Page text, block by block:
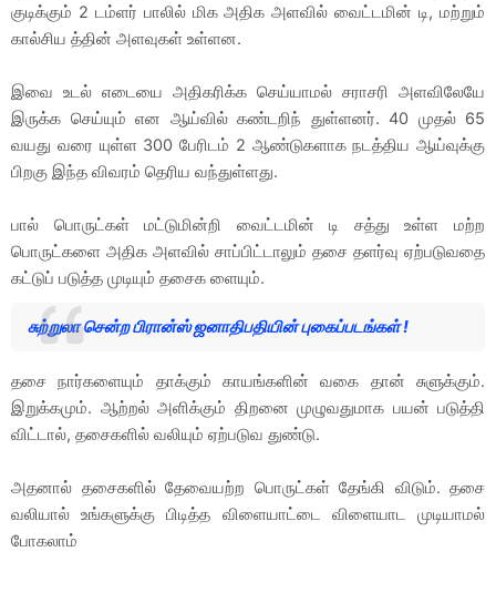
குடிக்கும் 2 டம்ளர் பாலில் மிக அதிக அளவில் வைட்டமின் டி, மற்றும்
கால்சிய த்தின் அளவுகள் உள்ளன.
இவை உடல் எடையை அதிகரிக்க செய்யாமல் சராசரி அளவிலேயே
இருக்க செய்யும் என ஆய்வில் கண்டறிந் துள்ளனர். 40 முதல் 65
வயது வரை யுள்ள 300 பேரிடம் 2 ஆண்டுகளாக நடத்திய ஆய்வுக்கு
பிறகு இந்த விவரம் தெரிய வந்துள்ளது.
பால் பொருட்கள் மட்டுமின்றி வைட்டமின் டி சத்து உள்ள மற்ற
பொருட்களை அதிக அளவில் சாப்பிட்டாலும் தசை தளர்வு ஏற்படுவதை
கட்டுப் படுத்த முடியும் தசைக ளையும்.
சுற்றுலா சென்ற பிரான்ஸ் ஜனாதிபதியின் புகைப்படங்கள் !
தசை நார்களையும் தாக்கும் காயங்களின் வகை தான் சுளுக்கும்.
இறுக்கமும். ஆற்றல் அளிக்கும் திறனை முழுவதுமாக பயன் படுத்தி
விட்டால், தசைகளில் வலியும் ஏற்படுவ துண்டு.
அதனால் தசைகளில் தேவையற்ற பொருட்கள் தேங்கி விடும். தசை
வலியால் உங்களுக்கு பிடித்த விளையாட்டை விளையாட முடியாமல்
போகலாம்